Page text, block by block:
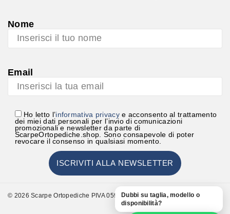
Nome
Email
Ho letto l’informativa privacye acconsento al trattamento
dei miei dati personali per l’invio di comunicazioni
promozionali e newsletter da parte di
ScarpeOrtopediche.shop. Sono consapevole di poter
revocare il consenso in qualsiasi momento.
© 2026 Scarpe Ortopediche PIVA 05948000723Dubbi su taglia, modello o
disponibilità?